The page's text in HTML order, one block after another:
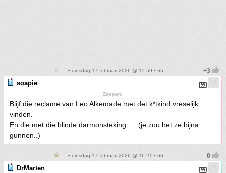
• dinsdag 17 februari 2026 @ 15:59 • 65
soapie
Zeeperd
Blijf die reclame van Leo Alkemade met det k*tkind vreselijk
vinden.
En die met die blinde darmonsteking..... (je zou het ze bijna
gunnen..)
• dinsdag 17 februari 2026 @ 16:21 • 66
DrMarten